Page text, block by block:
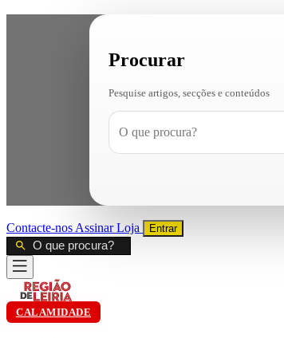
Procurar
Pesquise artigos, secções e conteúdos
Contacte-nos AssinarLoja Entrar
CALAMIDADE